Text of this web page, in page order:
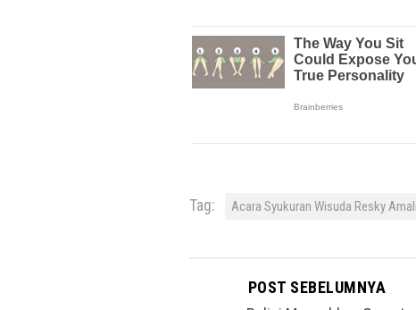
Tag: Acara Syukuran Wisuda Resky
POST SEBELUMNYA